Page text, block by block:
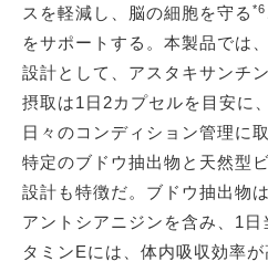
スを軽減し、脳の細胞を守る *6
をサポートする。本製品では
設計として、アスタキサンチ
摂取は1日2カプセルを目安に
日々のコンディション管理に
特定のブドウ抽出物と天然型
設計も特徴だ。ブドウ抽出物
アントシアニジンを含み、1
タミンEには、体内吸収効率